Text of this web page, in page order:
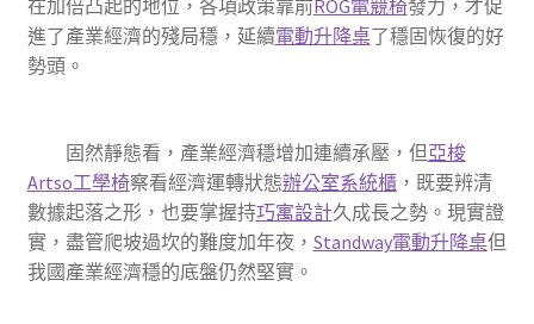
在加倍凸起的地位，各項政策靠前ROG電競椅發力，才促
進了產業經濟的殘局穩，延續電動升降桌了穩固恢復的好
勢頭。
固然靜態看，產業經濟穩增加連續承壓，但亞梭
Artso工學椅察看經濟運轉狀態辦公室系統櫃，既要辨清
數據起落之形，也要掌握持巧寓設計久成長之勢。現實證
實，盡管爬坡過坎的難度加年夜， Standway電動升降桌但
我國產業經濟穩的底盤仍然堅實。